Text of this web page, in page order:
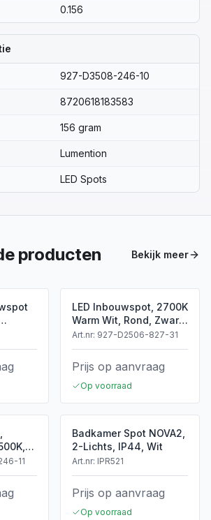
0.156
927-D3508-246-10
8720618183583
156 gram
Lumention
LED Spots
producten Bekijk meer
Wit
LED Inbouwspot, 2700K
Warm Wit, Rond, Zwart,
Dimbaar, IP44
Art.nr: 927-D2506-827-31
Prijs op aanvraag
Op voorraad
11
Badkamer Spot NOVA2,
2-Lichts, IP44, Wit
Art.nr: IPR521
Prijs op aanvraag
Op voorraad